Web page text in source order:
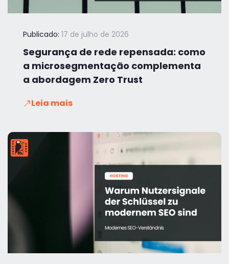
Publicado: 17 de julho de 2026
Segurança de rede repensada: como
a microsegmentação complementa
a abordagem Zero Trust
Leia mais